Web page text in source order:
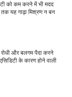
को कम करने में भी मदद
यह गाढ़ा मिश्रण न बन
और बलगम पैदा करने
के कारण होने वाली